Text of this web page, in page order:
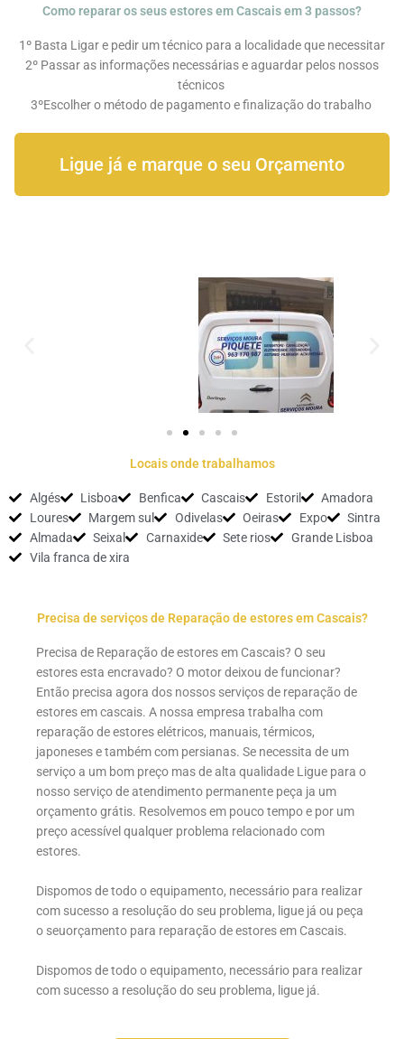
Como reparar os seus estores em Cascais em 3 passos?
1º Basta Ligar e pedir um técnico para a localidade que necessitar
2º Passar as informações necessárias e aguardar pelos nossos
técnicos
3ºEscolher o método de pagamento e finalização do trabalho
Ligue já e marque o seu Orçamento
Locais onde trabalhamos
Algés Lisboa Benfica Cascais Estoril
Amadora
Loures
Margem sul Odivelas Oeiras Expo
Sintra
Almada
Seixal Carnaxide Sete rios
Grande Lisboa
Vila franca de xira
Precisa de serviços de Reparação de estores em Cascais?
Precisa de Reparação de estores em Cascais? O seu
estores esta encravado? O motor deixou de funcionar?
Então precisa agora dos nossos serviços de reparação de
estores em cascais. A nossa empresa trabalha com
reparação de estores elétricos, manuais, térmicos,
japoneses e também com persianas. Se necessita de um
serviço a um bom preço mas de alta qualidade Ligue para o
nosso serviço de atendimento permanente peça ja um
orçamento grátis. Resolvemos em pouco tempo e por um
preço acessível qualquer problema relacionado com
estores.
Dispomos de todo o equipamento, necessário para realizar
com sucesso a resolução do seu problema, ligue já ou peça
o seuorçamento para reparação de estores em Cascais.
Dispomos de todo o equipamento, necessário para realizar
com sucesso a resolução do seu problema, ligue já.